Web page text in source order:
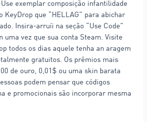
exemplar composição infantilidade
KeyDrop que “HELLAG” para abichar
Insira-arruíi na seção “Use Code”
uma vez que sua conta Steam. Visite
todos os dias aquele tenha an aragem
gratuitos. Os prêmios mais
de ouro, 0,01$ ou uma skin barata
podem pensar que códigos
e promocionais são incorporar mesma